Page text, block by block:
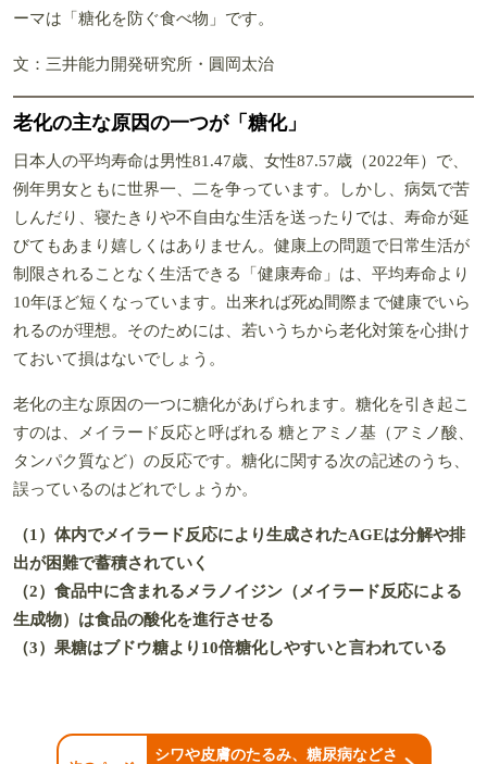
ーマは「糖化を防ぐ食べ物」です。
文：三井能力開発研究所・圓岡太治
老化の主な原因の一つが「糖化」
日本人の平均寿命は男性81.47歳、女性87.57歳（2022年）で、
例年男女ともに世界一、二を争っています。しかし、病気で苦
しんだり、寝たきりや不自由な生活を送ったりでは、寿命が延
びてもあまり嬉しくはありません。健康上の問題で日常生活が
制限されることなく生活できる「健康寿命」は、平均寿命より
10年ほど短くなっています。出来れば死ぬ間際まで健康でいら
れるのが理想。そのためには、若いうちから老化対策を心掛け
ておいて損はないでしょう。
老化の主な原因の一つに糖化があげられます。糖化を引き起こ
すのは、メイラード反応と呼ばれる 糖とアミノ基（アミノ酸、
タンパク質など）の反応です。糖化に関する次の記述のうち、
誤っているのはどれでしょうか。
（1）体内でメイラード反応により生成されたAGEは分解や排
出が困難で蓄積されていく
（2）食品中に含まれるメラノイジン（メイラード反応による
生成物）は食品の酸化を進行させる
（3）果糖はブドウ糖より10倍糖化しやすいと言われている
シワや皮膚のたるみ、糖尿病などさ